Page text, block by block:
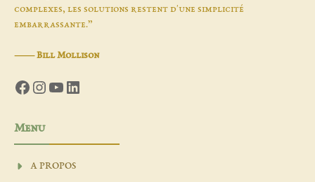
complexes, les solutions restent d'une simplicité
embarrassante.”
―Bill Mollison
Facebook
Instagram
YouTube
LinkedIn
Menu
A PROPOS